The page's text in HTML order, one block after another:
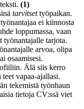
(1)
tarvitsettyöpaikan.
ei kiinnosta
loppumassa, vaan
työnantajalle tarjota.
arvoa, olipa
osaamisesi.
Älä siis kerro
vapaa-ajallasi.
tekemistä työnhaun
tietoja CV:ssä viet